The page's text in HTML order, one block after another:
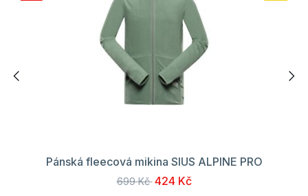
Pánská fleecová mikina SIUS ALPINE PRO
699 Kč 424 Kč